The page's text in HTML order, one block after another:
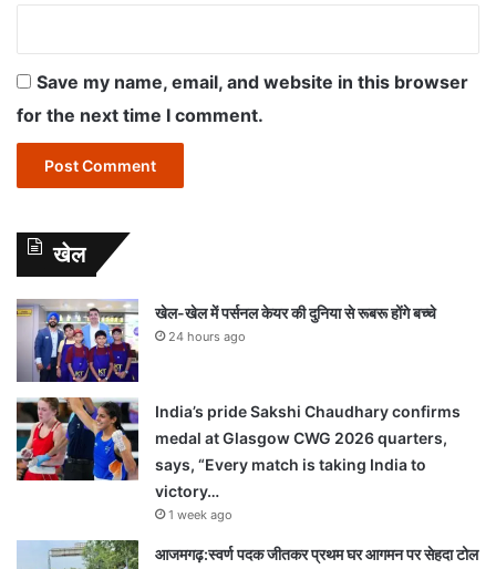
Save my name, email, and website in this browser
for the next time I comment.
खेल
खेल-खेल में पर्सनल केयर की दुनिया से रूबरू होंगे बच्चे
24 hours ago
India’s pride Sakshi Chaudhary confirms
medal at Glasgow CWG 2026 quarters,
says, “Every match is taking India to
victory…
1 week ago
आजमगढ़:स्वर्ण पदक जीतकर प्रथम घर आगमन पर सेहदा टोल